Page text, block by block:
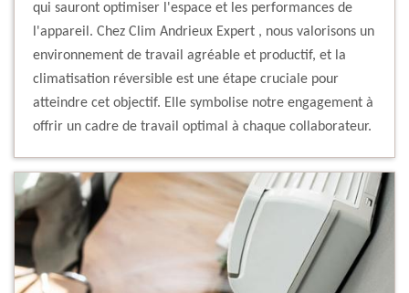
qui sauront optimiser l'espace et les performances de
l'appareil. Chez Clim Andrieux Expert , nous valorisons un
environnement de travail agréable et productif, et la
climatisation réversible est une étape cruciale pour
atteindre cet objectif. Elle symbolise notre engagement à
offrir un cadre de travail optimal à chaque collaborateur.